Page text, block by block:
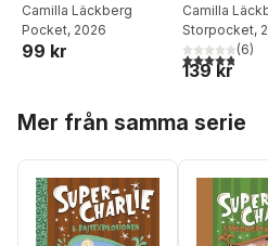
Camilla Läckberg
Pocket, 2026
99 kr
Camilla
Storpocket,
4,8utav 5(6)
139 kr
Mer från samma serie